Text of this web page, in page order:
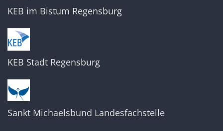
KEB im Bistum Regensburg
KEB Stadt Regensburg
Sankt Michaelsbund Landesfachstelle